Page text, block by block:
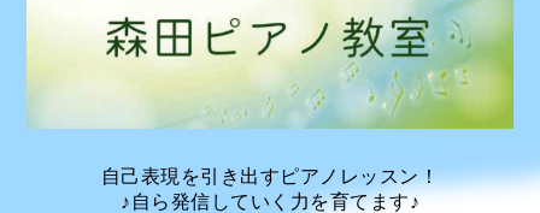
自己表現を引き出すピアノレッスン！
♪自ら発信していく力を育てます♪